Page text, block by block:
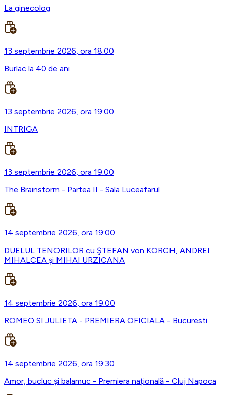
La ginecolog
13 septembrie 2026, ora 18:00
Burlac la 40 de ani
13 septembrie 2026, ora 19:00
INTRIGA
13 septembrie 2026, ora 19:00
The Brainstorm - Partea II - Sala Luceafarul
14 septembrie 2026, ora 19:00
DUELUL TENORILOR cu ŞTEFAN von KORCH, ANDREI
MIHALCEA şi MIHAI URZICANA
14 septembrie 2026, ora 19:00
ROMEO SI JULIETA - PREMIERA OFICIALA - Bucuresti
14 septembrie 2026, ora 19:30
Amor, bucluc și balamuc - Premiera națională - Cluj Napoca